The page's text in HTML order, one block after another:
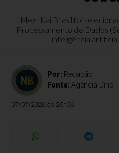
MeetKai Brasil foi
Processamento de Dados
inteligência artificial
Por: Redação
Fonte: Agência Dino
07/07/2026 às 20h56